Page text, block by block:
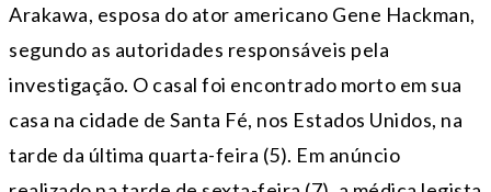
Arakawa, esposa do ator americano Gene Hackman,
segundo as autoridades responsáveis pela
investigação. O casal foi encontrado morto em sua
casa na cidade de Santa Fé, nos Estados Unidos, na
tarde da última quarta-feira (5). Em anúncio